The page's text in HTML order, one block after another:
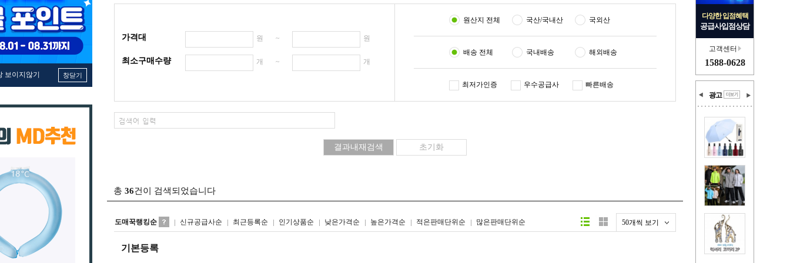
보이지않기 창닫기
다양한 입점혜택
공급사입점상담
고객센터
1588-0628
광고
가격대 원 ~ 원
최소구매수량 개 ~ 개
원산지 전체 국산/국내산 국외산
배송 전체 국내배송 해외배송
최저가인증 우수공급사 빠른배송
총 36건이 검색되었습니다
도매꾹랭킹순 신규공급사순 최근등록순 인기상품순 낮은가격순 높은가격순 적은판매단위순 많은판매단위순 50개씩 보기
리스트형갤러리형
기본등록